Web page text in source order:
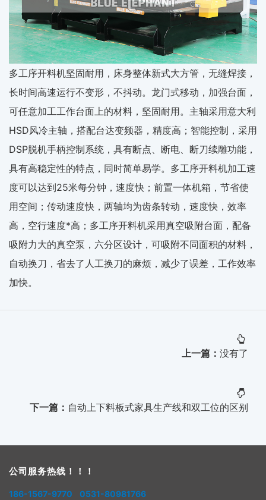
多工序开料机坚固耐用，床身整体新式大方管，无缝焊接，
长时间高速运行不变形，不抖动。龙门式移动，加强台面，
可任意加工工作台面上的材料，坚固耐用。主轴采用意大利
HSD风冷主轴，搭配台达变频器，精度高；智能控制，采用
DSP脱机手柄控制系统，具有断点、断电、断刀续雕功能，
具有高稳定性的特点，同时简单易学。多工序开料机加工速
度可以达到25米每分钟，速度快；前置一体机箱，节省使
用空间；传动速度快，两轴均为齿条转动，速度快，效率
高，空行速度*高；多工序开料机采用真空吸附台面，配备
吸附力大的真空泵，六分区设计，可吸附不同面积的材料，
自动换刀，省去了人工换刀的麻烦，减少了误差，工作效率
加快。
上一篇： 没有了
下一篇： 自动上下料板式家具生产线和双工位的区别
公司服务热线！！！
186-1567-9770 0531-80981766